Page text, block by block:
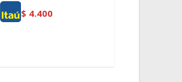
$ 4.400